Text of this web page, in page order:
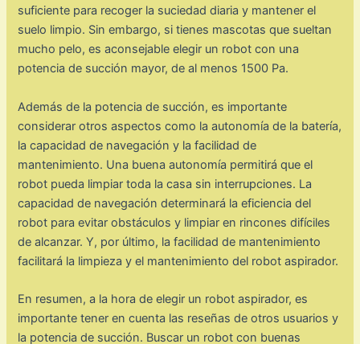
suficiente para recoger la suciedad diaria y mantener el
suelo limpio. Sin embargo, si tienes mascotas que sueltan
mucho pelo, es aconsejable elegir un robot con una
potencia de succión mayor, de al menos 1500 Pa.
Además de la potencia de succión, es importante
considerar otros aspectos como la autonomía de la batería,
la capacidad de navegación y la facilidad de
mantenimiento. Una buena autonomía permitirá que el
robot pueda limpiar toda la casa sin interrupciones. La
capacidad de navegación determinará la eficiencia del
robot para evitar obstáculos y limpiar en rincones difíciles
de alcanzar. Y, por último, la facilidad de mantenimiento
facilitará la limpieza y el mantenimiento del robot aspirador.
En resumen, a la hora de elegir un robot aspirador, es
importante tener en cuenta las reseñas de otros usuarios y
la potencia de succión. Buscar un robot con buenas